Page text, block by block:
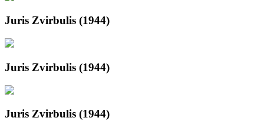
Juris Zvirbulis (1944)
Juris Zvirbulis (1944)
Juris Zvirbulis (1944)